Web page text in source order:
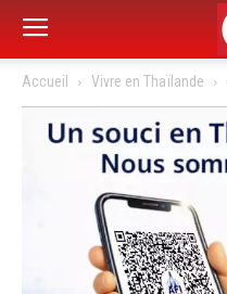
Accueil Vivre en Thaïlande